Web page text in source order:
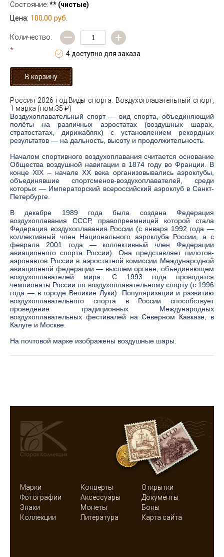
Состояние: ** (чистые)
Цена: 100,00 руб.
Количество:
*
— +
4 доступно для заказа
Россия 2026 год.Виды спорта. Воздухоплавательный спорт,
1 марка (ном.35 ₽)
Воздухоплавательный спорт — вид спорта, объединяющий
полёты на различных аэростатах (воздушных шарах,
стратостатах, дирижаблях) с установлением рекордных
результатов — на дальность, высоту и продолжительность.
Началом спортивного воздухоплавания считается основание
Общества воздушной навигации в 1874 году во Франции. В
конце XIX – начале XX века организовывались аэроклубы,
объединявшие спортсменов-воздухоплавателей, среди
которых — Императорский всероссийский аэроклуб в Санкт-
Петербурге.
В декабре 1989 года была создана Федерация
воздухоплавания СССР, правопреемницей которой стала
Федерация воздухоплавания России (с января 1992 года —
коллективный член Национального аэроклуба России, а с
февраля 2001 года — коллективный член Федерации
авиационного спорта России). Она представляет пилотов-
аэронавтов России в аэростатной комиссии Международной
авиационной федерации — высшем органе, объединяющем
воздухоплавателей мира. С 1993 года проводятся
чемпионаты России по воздухоплавательному спорту (с 1996
года — в городе Великие Луки). Популяризации и развитию
воздухоплавательного спорта в России способствует
проведение традиционных Международных
воздухоплавательных фестивалей на Северном Кавказе, в
Калуге и Москве.
На почтовой марке изображены воздушные шары.
Марки Конверты
Открытки
Фотографии
Аксессуары
Документы
Знаки
Монеты
Боны
Коллекции
Литература Карта сайта